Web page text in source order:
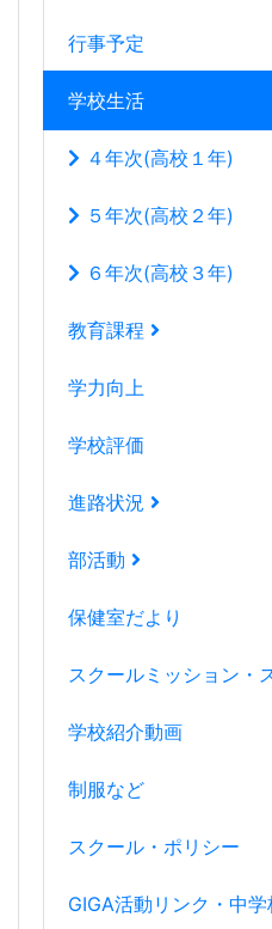
行事予定
学校生活
４年次(高校１年)
５年次(高校２年)
６年次(高校３年)
教育課程
学力向上
学校評価
進路状況
部活動
保健室だより
スクールミッション・
学校紹介動画
制服など
スクール・ポリシー
GIGA活動リンク・中